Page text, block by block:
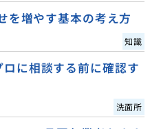
を増やす基本の考え方
知識
に相談する前に確認す
洗面所